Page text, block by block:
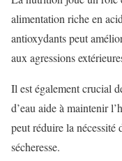
alimentation riche en
antioxydants peut
aux agressions
Il est également crucial
d’eau aide à maintenir
peut réduire la nécessité
sécheresse.